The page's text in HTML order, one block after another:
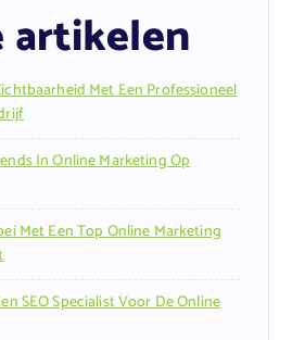
artikelen
Met Een Professioneel
In Online Marketing Op
Met Een Top Online Marketing
SEO Specialist Voor De Online